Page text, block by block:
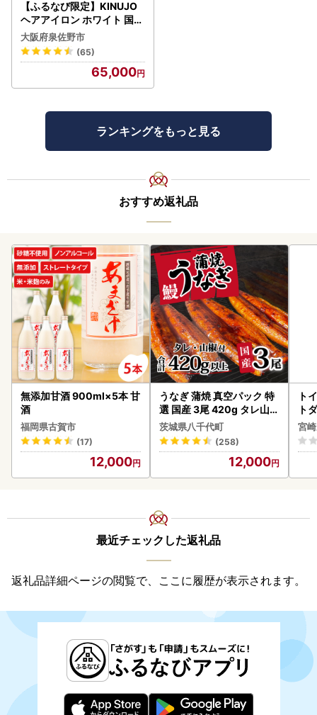
【ふるなび限定】KINUJO
ヘアアイロン ホワイト 国内
製造 FN-Limited-PR
大阪府泉佐野市
(65)
65,000
ランキングをもっと見る
おすすめ返礼品
無添加甘酒 900ml×5本 甘
酒
福岡県古賀市
(17)
12,000
うなぎ 蒲焼 真空パック 特
選 国産 3尾 420g タレ山椒
付き うな重 ひつまぶし 訳
あり 茨城 ウナギ 鰻 個包装
人気 美味しい 小分け 八千
茨城県八千代町
(258)
12,000
ト
ト
速
宮
最近チェックした返礼品
返礼品詳細ページの閲覧で、ここに履歴が表示されます。